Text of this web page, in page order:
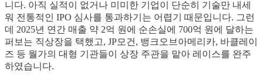
니다. 아직 실적이 없거나 미미한 기업이 단순히 기술만 내세
워 전통적인 IPO 심사를 통과하기는 어렵기 때문입니다. 그런
데 2025년 연간 매출 약 2억 원에 순손실에 700억 원에 달하는
퍼보는 직상장을 택했고, JP모건, 뱅크오브아메리카, 바클레이
즈 등 월가의 대형 기관들이 상장 주관을 맡아 레이스를 완주
하였습니다.